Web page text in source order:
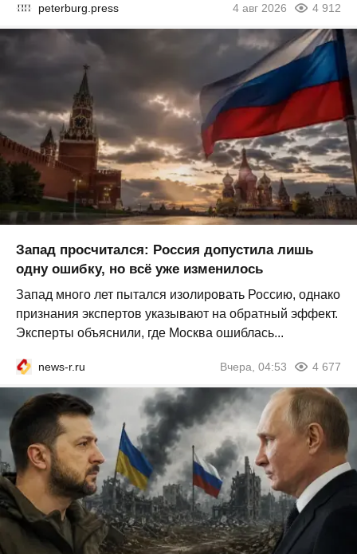
peterburg.press 4 авг 2026 4 912
Запад просчитался: Россия допустила лишь
одну ошибку, но всё уже изменилось
Запад много лет пытался изолировать Россию, однако
признания экспертов указывают на обратный эффект.
Эксперты объяснили, где Москва ошиблась...
news-r.ru Вчера, 04:53 4 677